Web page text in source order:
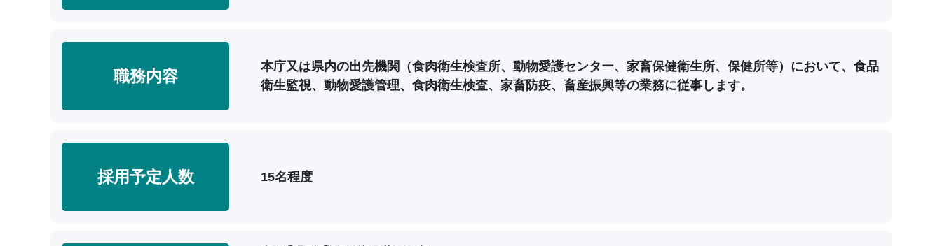
職務内容
本庁又は県内の出先機関（食肉衛生検査所、動物愛護センター、家畜保健衛生所、保健所等）において、食品
衛生監視、動物愛護管理、食肉衛生検査、家畜防疫、畜産振興等の業務に従事します。
採用予定人数 15名程度